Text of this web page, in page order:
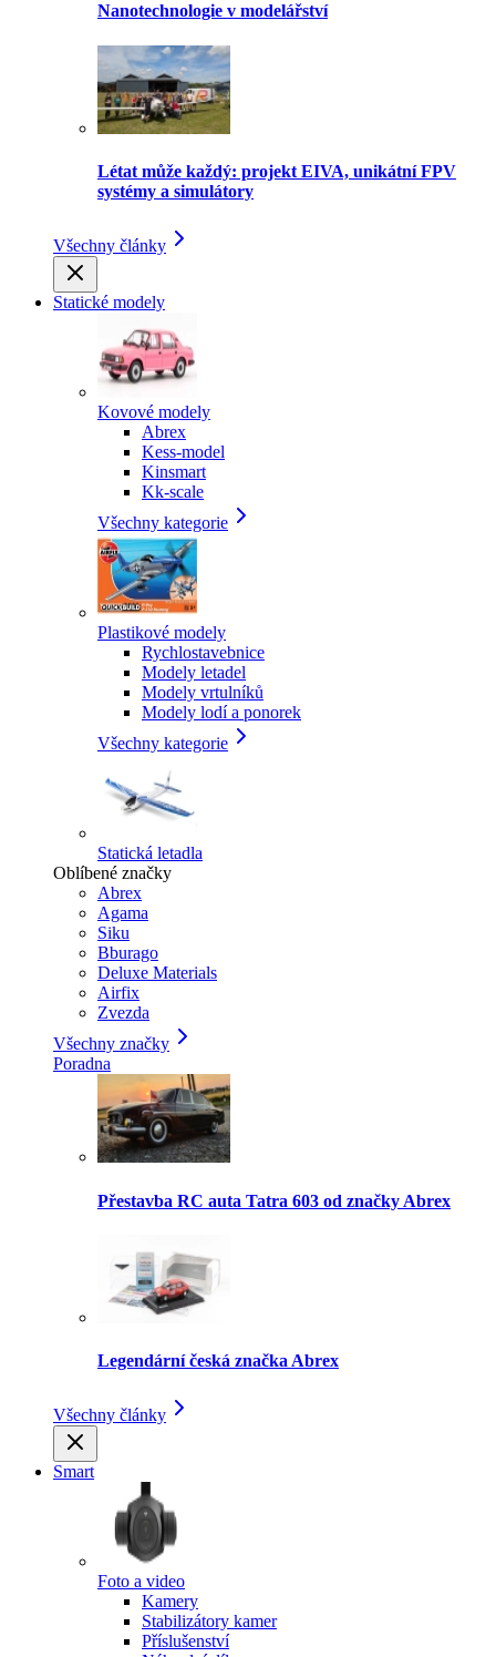
Nanotechnologie v modelářství
Létat může každý: projekt EIVA, unikátní FPV
systémy a simulátory
Všechny články
Statické modely
Kovové modely
Abrex
Kess-model
Kinsmart
Kk-scale
Všechny kategorie
Plastikové modely
Rychlostavebnice
Modely letadel
Modely vrtulníků
Modely lodí a ponorek
Všechny kategorie
Statická letadla
Oblíbené značky
Abrex
Agama
Siku
Bburago
Deluxe Materials
Airfix
Zvezda
Všechny značky
Poradna
Přestavba RC auta Tatra 603 od značky Abrex
Legendární česká značka Abrex
Všechny články
Smart
Foto a video
Kamery
Stabilizátory kamer
Příslušenství